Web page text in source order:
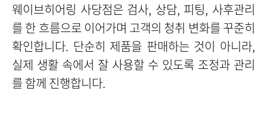
웨이브히어링 사당점은 검사, 상담, 피팅, 사후관리
를 한 흐름으로 이어가며 고객의 청취 변화를 꾸준히
확인합니다. 단순히 제품을 판매하는 것이 아니라,
실제 생활 속에서 잘 사용할 수 있도록 조정과 관리
를 함께 진행합니다.